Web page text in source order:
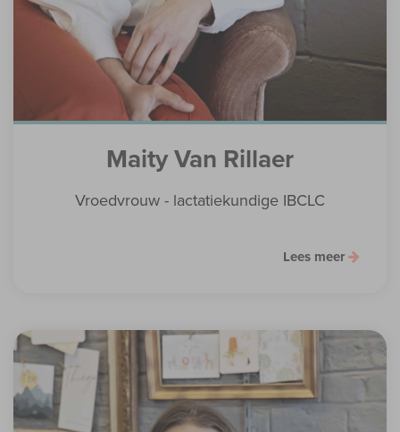
Maity Van Rillaer
Vroedvrouw - lactatiekundige IBCLC
Lees meer